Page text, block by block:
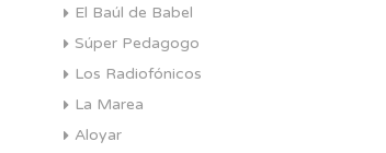
El Baúl de Babel
Súper Pedagogo
Los Radiofónicos
La Marea
Aloyar